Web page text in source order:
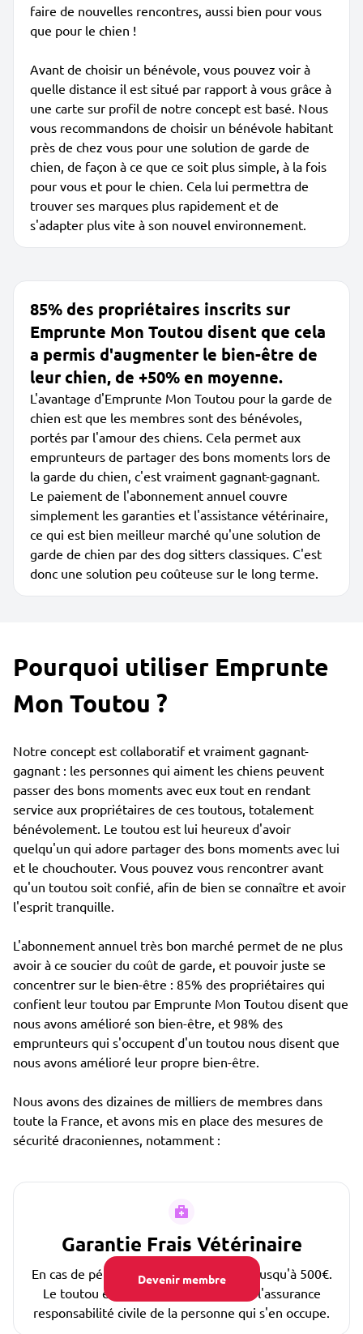
Devenir membre
faire de nouvelles rencontres, aussi bien pour vous
que pour le chien !
Avant de choisir un bénévole, vous pouvez voir à
quelle distance il est situé par rapport à vous grâce à
une carte sur profil de notre concept est basé. Nous
vous recommandons de choisir un bénévole habitant
près de chez vous pour une solution de garde de
chien, de façon à ce que ce soit plus simple, à la fois
pour vous et pour le chien. Cela lui permettra de
trouver ses marques plus rapidement et de
s'adapter plus vite à son nouvel environnement.
85% des propriétaires inscrits sur
Emprunte Mon Toutou disent que cela
a permis d'augmenter le bien-être de
leur chien, de +50% en moyenne.
L'avantage d'Emprunte Mon Toutou pour la garde de
chien est que les membres sont des bénévoles,
portés par l'amour des chiens. Cela permet aux
emprunteurs de partager des bons moments lors de
la garde du chien, c'est vraiment gagnant-gagnant.
Le paiement de l'abonnement annuel couvre
simplement les garanties et l'assistance vétérinaire,
ce qui est bien meilleur marché qu'une solution de
garde de chien par des dog sitters classiques. C'est
donc une solution peu coûteuse sur le long terme.
Pourquoi utiliser Emprunte
Mon Toutou ?
Notre concept est collaboratif et vraiment gagnant-
gagnant : les personnes qui aiment les chiens peuvent
passer des bons moments avec eux tout en rendant
service aux propriétaires de ces toutous, totalement
bénévolement. Le toutou est lui heureux d'avoir
quelqu'un qui adore partager des bons moments avec lui
et le chouchouter. Vous pouvez vous rencontrer avant
qu'un toutou soit confié, afin de bien se connaître et avoir
l'esprit tranquille.
L'abonnement annuel très bon marché permet de ne plus
avoir à ce soucier du coût de garde, et pouvoir juste se
concentrer sur le bien-être : 85% des propriétaires qui
confient leur toutou par Emprunte Mon Toutou disent que
nous avons amélioré son bien-être, et 98% des
emprunteurs qui s'occupent d'un toutou nous disent que
nous avons amélioré leur propre bien-être.
Nous avons des dizaines de milliers de membres dans
toute la France, et avons mis en place des mesures de
sécurité draconiennes, notamment :
Garantie Frais Vétérinaire
En cas de pépin, les frais sont couverts jusqu'à 500€.
Le toutou est également couvert par l'assurance
responsabilité civile de la personne qui s'en occupe.